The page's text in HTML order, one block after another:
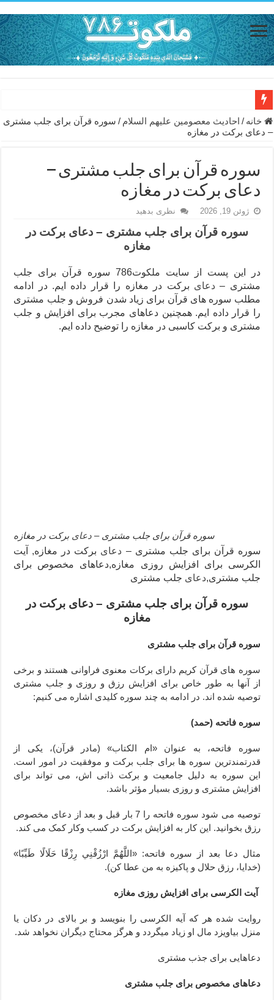
دعای مجرب برای رفع گرفتاری – ذکر قوی برای جلوگیری از اندوه و
دعا برای عاشق شدن طرف مقابل – عاشق کردن طرف مقابل از راه
دعای حفظ جان عزیزان از بلا در سفر – دعا برای رفع حوادث بد روزانه
انواع ذکرهای الهی و خواص آن – مجرب ترین ذکرها برای برآوردن
دعای روزی و رفع فقر – دعای مجرب برای گشایش مالی و برکت در کار
دعای قوی برای حاجات دنیا و آخرت – حاجت روایی و رفع مشکلات
ختم سوره تکاثر برای جذب ثروت – خواص و برکات سوره تکاثر
دعا قدرت و توانمندی – دعا برای افزایش انرژی بدن و قدرت بازو
دعای ابودردا برای در امان ماندن از بلا – دعای ایمنی از سوختن
تعبیر خواب خانه – تعبیر خواب خانه جدید
خانه / احاديث معصومين عليهم السلام / سوره قرآن برای جلب مشتری
– دعای برکت در مغازه
سوره قرآن برای جلب مشتری –
دعای برکت در مغازه
ژوئن 19, 2026 نظری بدهید
سوره قرآن برای جلب مشتری – دعای برکت در
مغازه
در این پست از سایت ملکوت786 سوره قرآن برای جلب
مشتری –دعای برکت در مغازه را قرار داده ایم. در ادامه
مطلب سوره های قرآن برای زیاد شدن فروش و جلب مشتری
را قرار داده ایم. همچنین دعاهای مجرب برای افزایش و جلب
مشتری و برکت کاسبی در مغازه را توضیح داده ایم.
سوره قرآن برای جلب مشتری – دعای برکت در مغازه
سوره قرآن برای جلب مشتری – دعای برکت در مغازه, آیت
الکرسی برای افزایش روزی مغازه,دعاهای مخصوص برای
جلب مشتری,دعای جلب مشتری
سوره قرآن برای جلب مشتری – دعای برکت در
مغازه
سوره قرآن برای جلب مشتری
سوره های قرآن کریم دارای برکات معنوی فراوانی هستند و برخی
از آنها به طور خاص برای افزایش رزق و روزی و جلب مشتری
توصیه شده اند. در ادامه به چند سوره کلیدی اشاره می کنیم:
سوره فاتحه (حمد)
سوره فاتحه، به عنوان «ام الکتاب» (مادر قرآن)، یکی از
قدرتمندترین سوره ها برای جلب برکت و موفقیت در امور است.
این سوره به دلیل جامعیت و برکت ذاتی اش، می تواند برای
افزایش مشتری و روزی بسیار مؤثر باشد.
توصیه می شود سوره فاتحه را 7 بار قبل و بعد از دعای مخصوص
رزق بخوانید. این کار به افزایش برکت در کسب وکار کمک می کند.
مثال دعا بعد از سوره فاتحه: «اللَّهُمَّ ارْزُقْنِي رِزْقًا حَلَالًا طَيِّبًا»
(خدایا، رزق حلال و پاکیزه به من عطا کن).
آیت الکرسی برای افزایش روزی مغازه
روایت شده هر که آیه الکرسی را بنویسد و بر بالای در دکان یا
منزل بیاویزد مال او زیاد میگردد و هرگز محتاج دیگران نخواهد شد.
دعاهایی برای جذب مشتری
دعاهای مخصوص برای جلب مشتری